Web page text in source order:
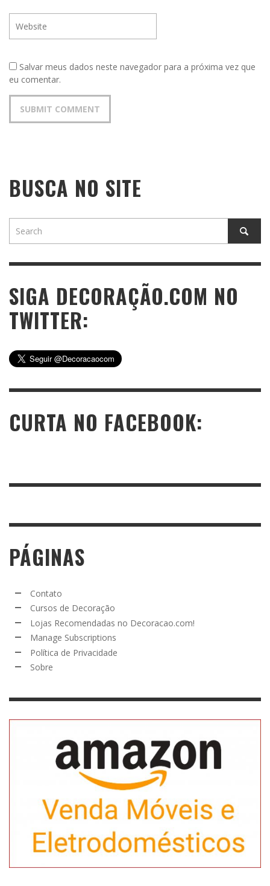
Salvar meus dados neste navegador para a próxima vez que
eu comentar.
BUSCA NO SITE
SIGA DECORAÇÃO.COM NO
TWITTER:
CURTA NO FACEBOOK:
PÁGINAS
Contato
Cursos de Decoração
Lojas Recomendadas no Decoracao.com!
Manage Subscriptions
Política de Privacidade
Sobre